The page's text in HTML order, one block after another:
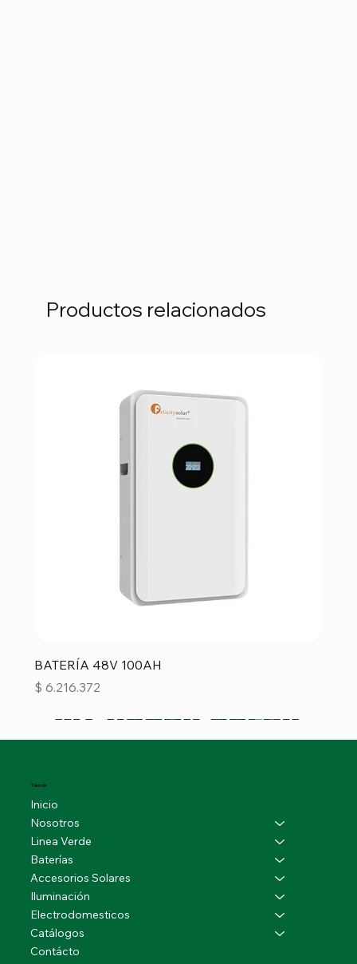
Productos relacionados
BATERÍA 48V 100AH
Precio
$ 6.216.372
Tienda
Inicio
Nosotros
Linea Verde
Baterías
Accesorios Solares
Iluminación
Electrodomesticos
Catálogos
Contácto